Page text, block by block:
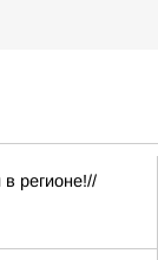
регионе!//